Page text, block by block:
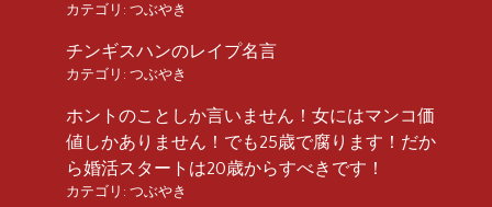
カテゴリ: つぶやき
チンギスハンのレイプ名言
カテゴリ: つぶやき
ホントのことしか言いません！女にはマンコ価
値しかありません！でも25歳で腐ります！だか
ら婚活スタートは20歳からすべきです！
カテゴリ: つぶやき